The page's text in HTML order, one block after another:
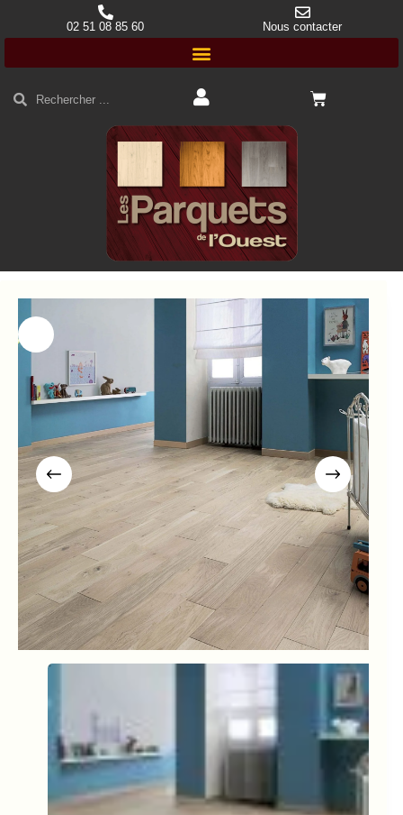
02 51 08 85 60 Nous contacter